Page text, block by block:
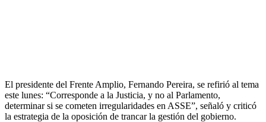
El presidente del Frente Amplio, Fernando Pereira, se refirió al tema
este lunes: “Corresponde a la Justicia, y no al Parlamento,
determinar si se cometen irregularidades en ASSE”, señaló y criticó
la estrategia de la oposición de trancar la gestión del gobierno.